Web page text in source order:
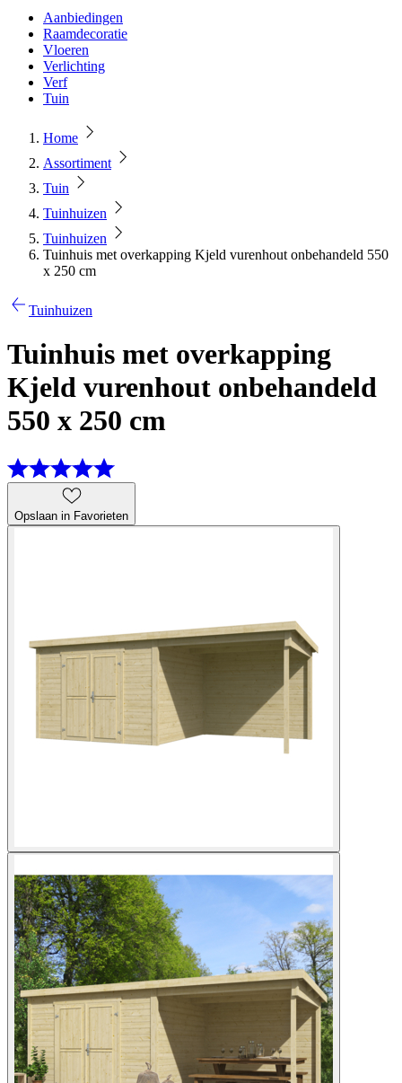
Aanbiedingen
Raamdecoratie
Vloeren
Verlichting
Verf
Tuin
Home
Assortiment
Tuin
Tuinhuizen
Tuinhuizen
Tuinhuis met overkapping Kjeld vurenhout onbehandeld 550
x 250 cm
Tuinhuizen
Tuinhuis met overkapping
Kjeld vurenhout onbehandeld
550 x 250 cm
Opslaan in Favorieten